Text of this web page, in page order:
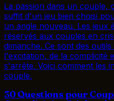
La passion dans un couple,
suffit d'un jeu bien choisi
un angle nouveau. Les jeux
réservés aux couples en
dimanche. Ce sont des
l'excitation, de la complicité
s'arrête. Voici comment les
couple.
30 Questions pour